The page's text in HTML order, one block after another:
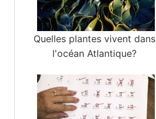
Quelles plantes vivent dans
l'océan Atlantique?